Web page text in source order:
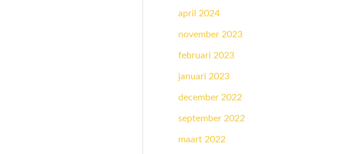
april 2024
november 2023
februari 2023
januari 2023
december 2022
september 2022
maart 2022